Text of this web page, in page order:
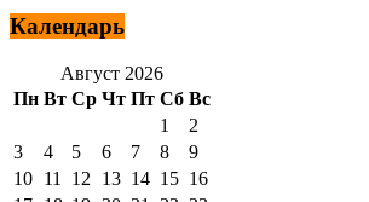
Календарь
Август 2026
Пн Вт Ср Чт Пт Сб Вс
1
2
3
4 5 6 7 8
9
10 11 12 13 14 15 16